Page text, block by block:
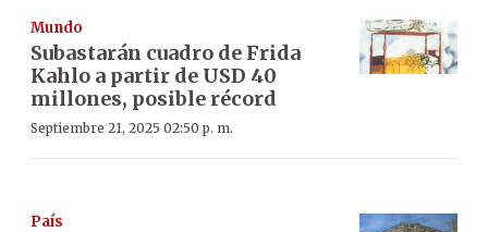
Mundo
Subastarán cuadro de Frida
Kahlo a partir de USD 40
millones, posible récord
Septiembre 21, 2025 02:50 p. m.
País